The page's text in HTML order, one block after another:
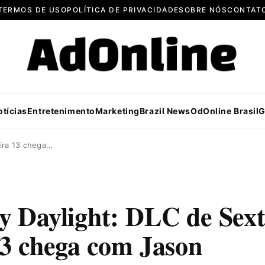
DE USOPOLÍTICA DE PRIVACIDADESOBRE NÓS
EntretenimentoMarketingBrazil NewsOdOnline Brasil
13 chega…
Daylight: DLC de
chega com Jason